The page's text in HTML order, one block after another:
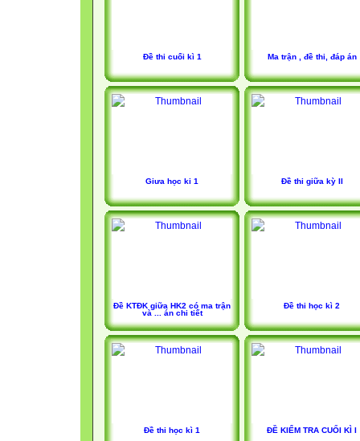
Đề thi cuối kì 1 Ma trận , đề thi, đáp án
Giưa học ki 1 Đề thi giữa kỳ II
Đề KTĐK giữa HK2 có ma trận
và ... án chi tiết
Đề thi học kì 2
Đề thi học kì 1 ĐỀ KIỂM TRA CUỐI KÌ I